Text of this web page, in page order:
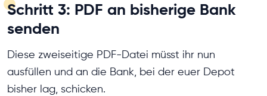
Schritt 3: PDF an bisherige Bank
senden
Diese zweiseitige PDF-Datei müsst ihr nun
ausfüllen und an die Bank, bei der euer Depot
bisher lag, schicken.